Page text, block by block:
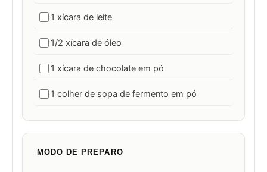
1 xícara de leite
1/2 xícara de óleo
1 xícara de chocolate em pó
1 colher de sopa de fermento em pó
MODO DE PREPARO